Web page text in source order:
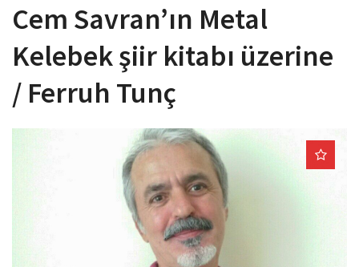
v
g
a
t
Cem Savran’ın Metal
Kelebek şiir kitabı üzerine
/ Ferruh Tunç